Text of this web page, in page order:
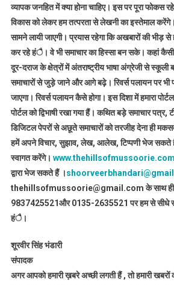
व्यापक जनहित में क्या होना चाहिए। इस पर पूरा फोकस
विकास को लेकर हम तत्परता से लेखनी का इस्तेमाल
सामने लायी जाएगी। प्रयास रहेगा कि अखबारों की भीड़
कर रहे हंै। वे भी समाचार का हिस्सा बन सके। कहां कैसी
दूर-दराज के क्षेत्रों में अंतराष्ट्रीय भाषा अंग्रेजी से स्कूली
समाचारों से जुड़े जाने और आगे बढ़े। रिवर्स पलायन पर भी
जाएगा। रिवर्स पलायन कैसे होगा। इस दिशा में हमारा
पोर्टल को द्विभाषी रखा गया हैं। कथित बड़े समाचार
डिजिटल पेपरों से अछूते समाचारों को तरजीह देना ही
हमें अपने विचार, सुझाव, लेख, आलेख, टिप्पणी भेज सकते
स्वागत करेंगे।
द्वारा भेज सकते हैं ।
thehillsofmussoorie@gmail.com के साथ ही
9837425521और 0135-2635521 पर हम से सीधे
हंै।
शूरवीर सिंह भंडारी
संपादक
अगर आपको हमारी ख़बरे अच्छी लगती हैं , तो हमारी